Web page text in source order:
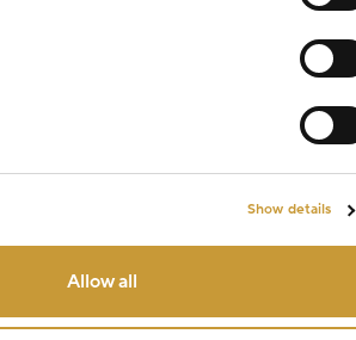
Show details
Allow all